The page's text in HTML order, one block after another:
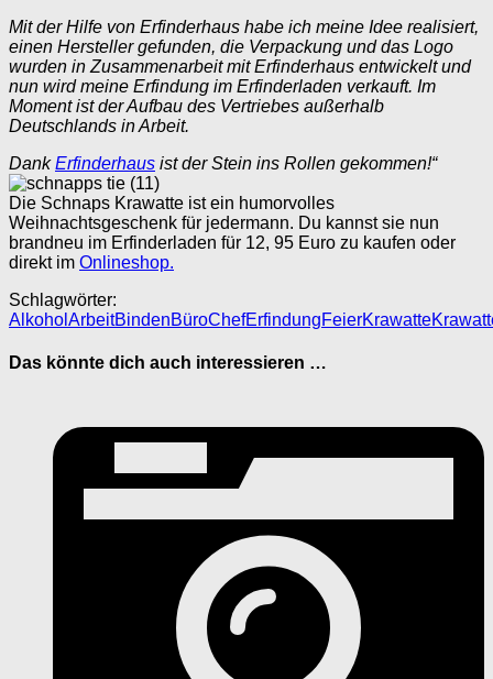
Mit der Hilfe von Erfinderhaus habe ich meine Idee realisiert,
einen Hersteller gefunden, die Verpackung und das Logo
wurden in Zusammenarbeit mit Erfinderhaus entwickelt und
nun wird meine Erfindung im Erfinderladen verkauft. Im
Moment ist der Aufbau des Vertriebes außerhalb
Deutschlands in Arbeit.
DankErfinderhaus ist der Stein ins Rollen gekommen!“
Die Schnaps Krawatte ist ein humorvolles
Weihnachtsgeschenk für jedermann. Du kannst sie nun
brandneu im Erfinderladen für 12, 95 Euro zu kaufen oder
direkt im Onlineshop.
Schlagwörter:
Alkohol ArbeitBindenBüroChefErfindungFeierKrawatte
Das könnte dich auch interessieren …